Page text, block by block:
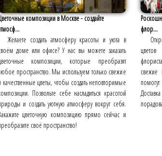
композиции в Москве - создайте
Желаете создать атмосферу красоты и уюта в
доме или офисе? У нас вы можете заказать
композиции, которые преобразят
пространство. Мы используем только свежие
качественные цветы, чтобы создать неповторимые
Позвольте себе насладиться красотой
и создать уютную атмосферу вокруг себя.
цветочную композицию прямо сейчас и
своё пространство!
флор...